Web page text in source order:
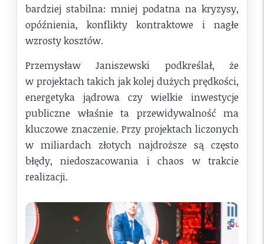
bardziej stabilna: mniej podatna na kryzysy,
opóźnienia, konflikty kontraktowe i nagłe
wzrosty kosztów.
Przemysław Janiszewski podkreślał, że
w projektach takich jak kolej dużych prędkości,
energetyka jądrowa czy wielkie inwestycje
publiczne właśnie ta przewidywalność ma
kluczowe znaczenie. Przy projektach liczonych
w miliardach złotych najdroższe są często
błędy, niedoszacowania i chaos w trakcie
realizacji.